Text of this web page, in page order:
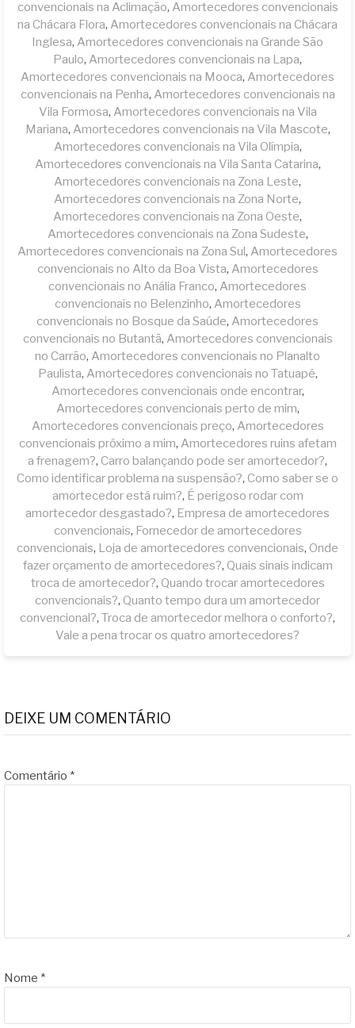
convencionais na Aclimação, Amortecedores convencionais
na Chácara Flora, Amortecedores convencionais na Chácara
Inglesa, Amortecedores convencionais na Grande São
Paulo, Amortecedores convencionais na Lapa,
Amortecedores convencionais na Mooca, Amortecedores
convencionais na Penha, Amortecedores convencionais na
Vila Formosa, Amortecedores convencionais na Vila
Mariana, Amortecedores convencionais na Vila Mascote,
Amortecedores convencionais na Vila Olímpia,
Amortecedores convencionais na Vila Santa Catarina,
Amortecedores convencionais na Zona Leste,
Amortecedores convencionais na Zona Norte,
Amortecedores convencionais na Zona Oeste,
Amortecedores convencionais na Zona Sudeste,
Amortecedores convencionais na Zona Sul , Amortecedores
convencionais no Alto da Boa Vista, Amortecedores
convencionais no Anália Franco, Amortecedores
convencionais no Belenzinho, Amortecedores
convencionais no Bosque da Saúde, Amortecedores
convencionais no Butantã, Amortecedores convencionais
no Carrão, Amortecedores convencionais no Planalto
Paulista, Amortecedores convencionais no Tatuapé,
Amortecedores convencionais onde encontrar,
Amortecedores convencionais perto de mim,
Amortecedores convencionais preço, Amortecedores
convencionais próximo a mim, Amortecedores ruins afetam
a frenagem?, Carro balançando pode ser amortecedor?,
Como identificar problema na suspensão?, Como saber se o
amortecedor está ruim?, É perigoso rodar com
amortecedor desgastado?, Empresa de amortecedores
convencionais, Fornecedor de amortecedores
convencionais, Loja de amortecedores convencionais, Onde
fazer orçamento de amortecedores?, Quais sinais indicam
troca de amortecedor?, Quando trocar amortecedores
convencionais?, Quanto tempo dura um amortecedor
convencional?, Troca de amortecedor melhora o conforto?,
Vale a pena trocar os quatro amortecedores?
DEIXE UM COMENTÁRIO
Comentário *
Nome *